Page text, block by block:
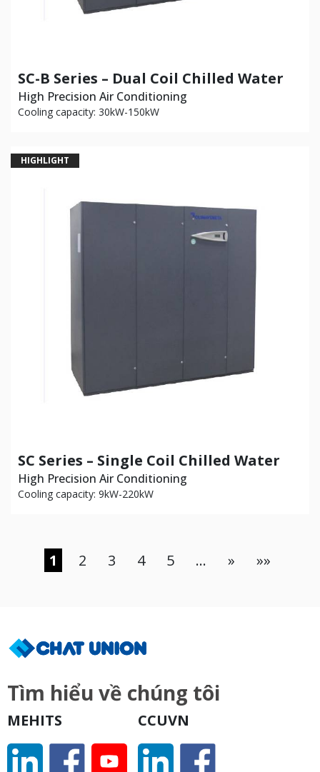
SC-B Series – Dual Coil Chilled Water
High Precision Air Conditioning
Cooling capacity: 30kW-150kW
HIGHLIGHT
SC Series – Single Coil Chilled Water
High Precision Air Conditioning
Cooling capacity: 9kW-220kW
1 2 3 4 5 ... » »»
Tìm hiểu về chúng tôi
MEHITS CCUVN